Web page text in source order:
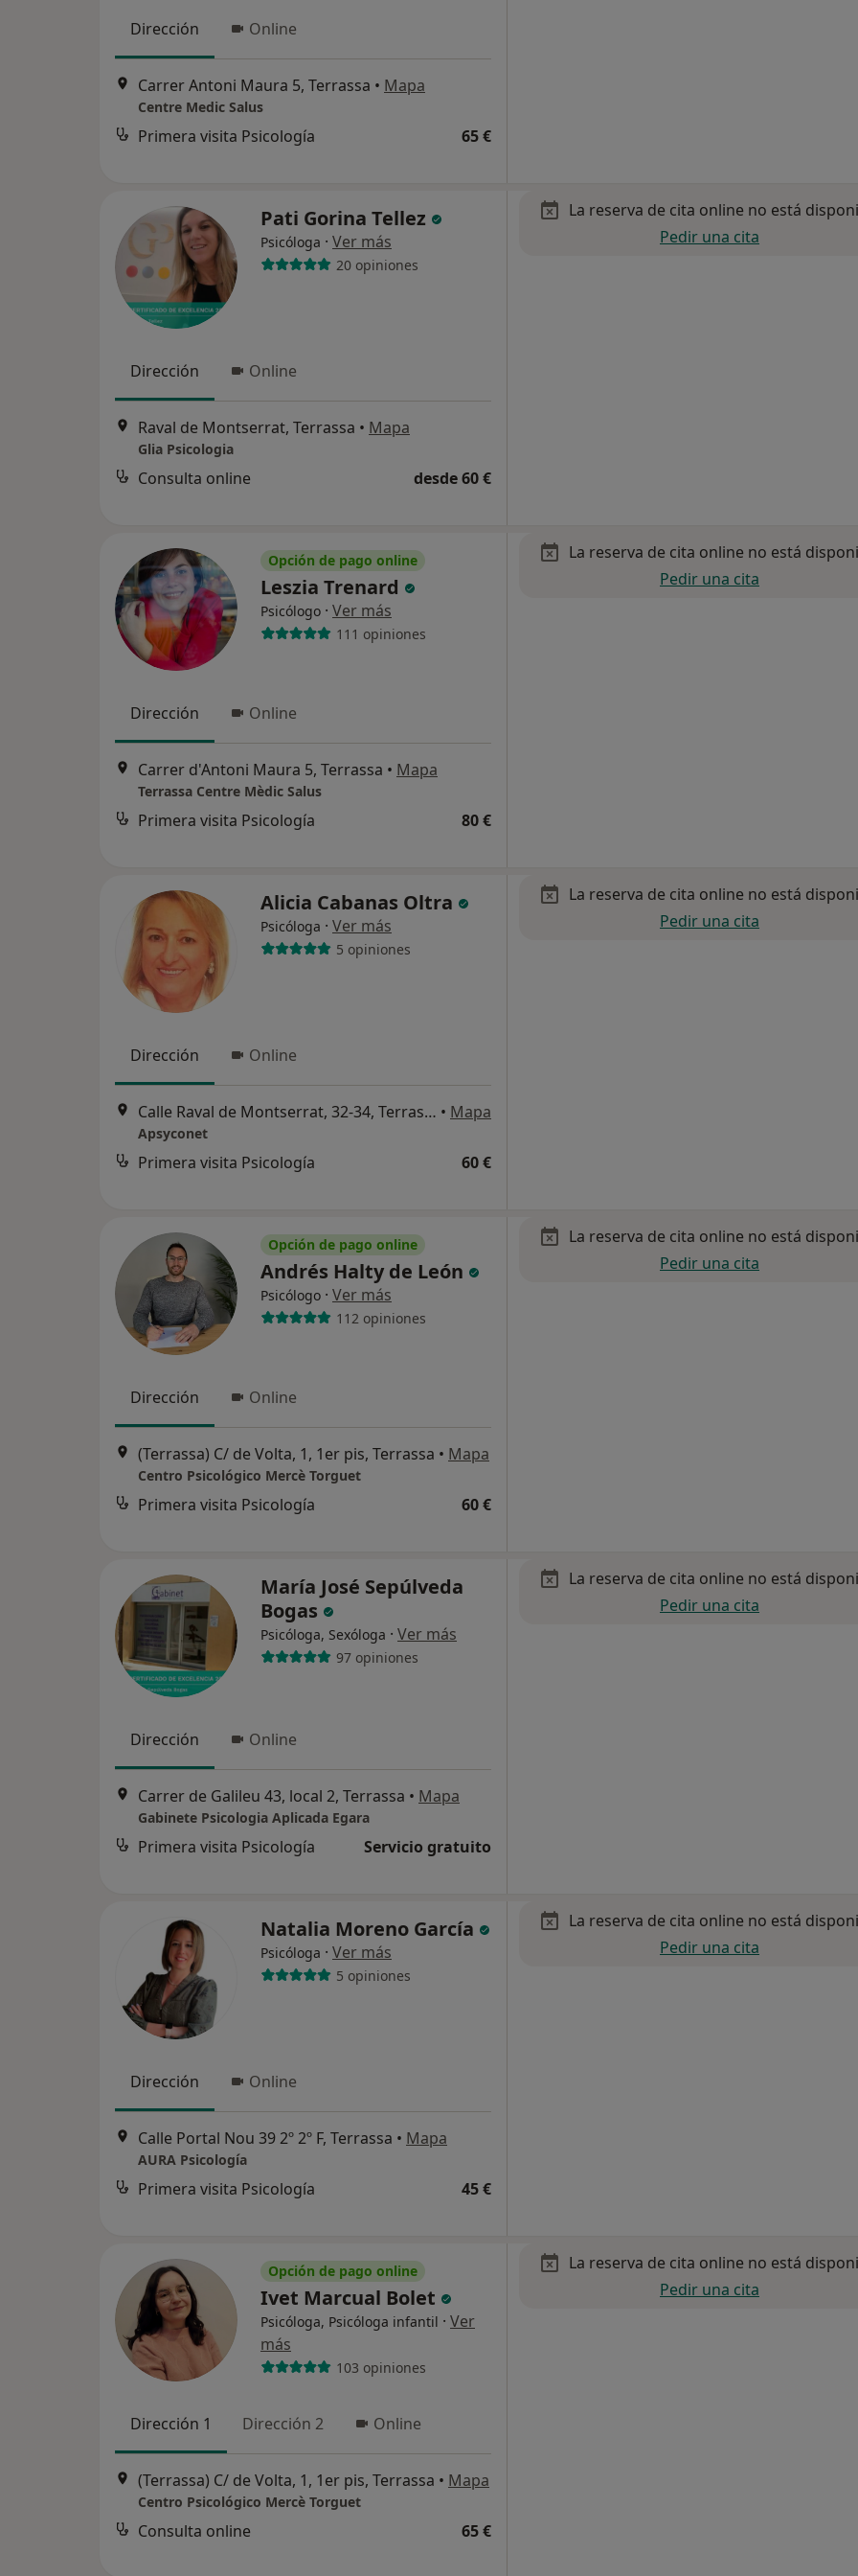
Dirección Online
Carrer Antoni Maura 5, Terrassa • Mapa
Centre Medic Salus
Primera visita Psicología 65 €
Pati Gorina Tellez
Psicóloga · Ver más
20 opiniones
Dirección Online
Raval de Montserrat, Terrassa • Mapa
Glia Psicologia
Consulta online desde 60 €
La reserva de cita online no está
Pedir una cita
Opción de pago online
Leszia Trenard
Psicólogo · Ver más
111 opiniones
Dirección Online
Carrer d'Antoni Maura 5, Terrassa • Mapa
Terrassa Centre Mèdic Salus
Primera visita Psicología 80 €
La reserva de cita online no está
Pedir una cita
Alicia Cabanas Oltra
Psicóloga · Ver más
5 opiniones
Dirección Online
Calle Raval de Montserrat, 32-34, Terrassa • Mapa
Apsyconet
Primera visita Psicología 60 €
La reserva de cita online no está
Pedir una cita
Opción de pago online
Andrés Halty de León
Psicólogo · Ver más
112 opiniones
Dirección Online
(Terrassa) C/ de Volta, 1, 1er pis, Terrassa • Mapa
Centro Psicológico Mercè Torguet
Primera visita Psicología 60 €
La reserva de cita online no está
Pedir una cita
María José Sepúlveda
Bogas
Psicóloga, Sexóloga · Ver más
97 opiniones
Dirección Online
Carrer de Galileu 43, local 2, Terrassa • Mapa
Gabinete Psicologia Aplicada Egara
Primera visita Psicología Servicio gratuito
La reserva de cita online no está
Pedir una cita
Natalia Moreno García
Psicóloga · Ver más
5 opiniones
Dirección Online
Calle Portal Nou 39 2º 2º F, Terrassa • Mapa
AURA Psicología
Primera visita Psicología 45 €
La reserva de cita online no está
Pedir una cita
Opción de pago online
Ivet Marcual Bolet
Psicóloga, Psicóloga infantil · Ver
más
103 opiniones
Dirección 1 Dirección 2 Online
(Terrassa) C/ de Volta, 1, 1er pis, Terrassa • Mapa
Centro Psicológico Mercè Torguet
Consulta online 65 €
La reserva de cita online no está
Pedir una cita